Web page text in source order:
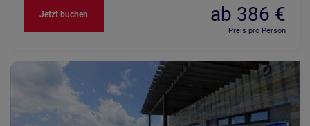
Jetzt buchen ab 386 €
Preis pro Person